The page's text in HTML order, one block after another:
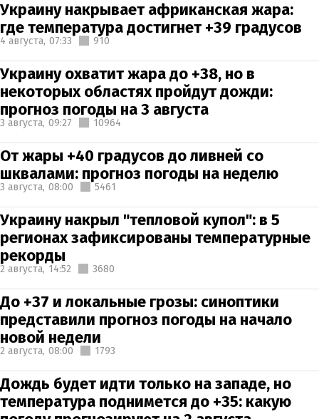
Украину накрывает африканская жара:
где температура достигнет +39 градусов
4 августа, 07:33 910
Украину охватит жара до +38, но в
некоторых областях пройдут дожди:
прогноз погоды на 3 августа
3 августа, 09:27 10964
От жары +40 градусов до ливней со
шквалами: прогноз погоды на неделю
3 августа, 08:00 5461
Украину накрыл "тепловой купол": в 5
регионах зафиксированы температурные
рекорды
2 августа, 14:52 3680
До +37 и локальные грозы: синоптики
представили прогноз погоды на начало
новой недели
2 августа, 08:00 1793
Дождь будет идти только на западе, но
температура поднимется до +35: какую